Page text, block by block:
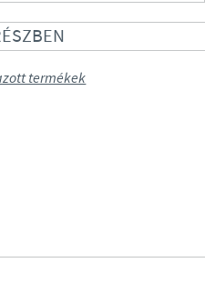
termékek